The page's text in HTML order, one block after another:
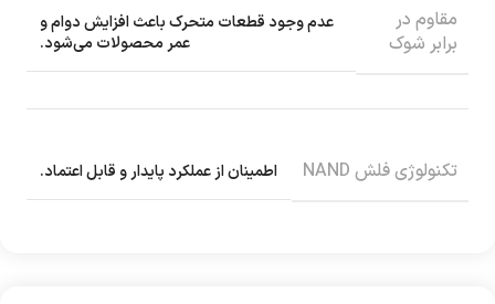
مقاوم در
برابر شوک
عدم وجود قطعات متحرک باعث افزایش دوام و
عمر محصولات می‌شود.
تکنولوژی فلش NAND اطمینان از عملکرد پایدار و قابل اعتماد.